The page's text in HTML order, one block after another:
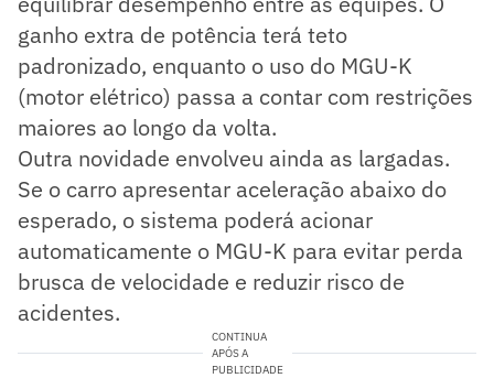
ganho extra de potência terá teto
padronizado, enquanto o uso do MGU-K
(motor elétrico) passa a contar com restrições
maiores ao longo da volta.
Outra novidade envolveu ainda as largadas.
Se o carro apresentar aceleração abaixo do
esperado, o sistema poderá acionar
automaticamente o MGU-K para evitar perda
brusca de velocidade e reduzir risco de
acidentes.
CONTINUA
APÓS A
PUBLICIDADE